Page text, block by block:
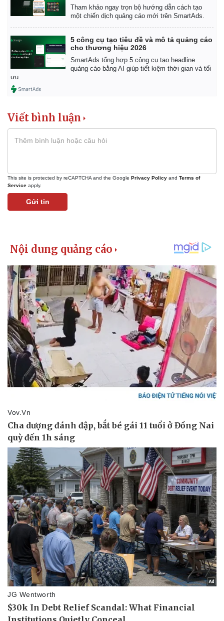
Kinh tế
Bất động sản
Khởi nghiệp
Thị trường
Giá vàng
Tiêu dùng
Tỷ giá
Chứng khoán
Giá cà phê
Tham khảo ngay trọn bộ hướng dẫn cách tạo
một chiến dịch quảng cáo mới trên SmartAds.
5 công cụ tạo tiêu đề và mô tả quảng cáo
cho thương hiệu 2026
SmartAds tổng hợp 5 công cụ tạo headline
quảng cáo bằng AI giúp tiết kiệm thời gian và tối
ưu.
Viết bình luận
This site is protected by reCAPTCHA and the Google Privacy Policy and Terms of
Service apply.
Gửi tin